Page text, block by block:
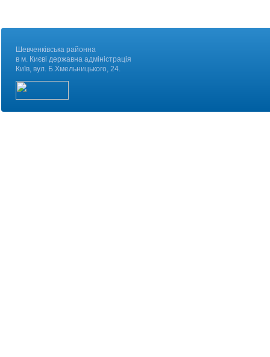
Шевченківська районна
в м. Києві державна адміністрація
Київ, вул. Б.Хмельницького, 24.